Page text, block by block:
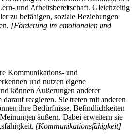
und Arbeitsbereitschaft. Gleichzeitig
zu befähigen, soziale Beziehungen
[Förderung im emotionalen und
Kommunikations- und
und nutzen eigene
können Äußerungen anderer
reagieren. Sie treten mit anderen
ihre Bedürfnisse, Befindlichkeiten
äußern. Dabei erweitern sie
[Kommunikationsfähigkeit]